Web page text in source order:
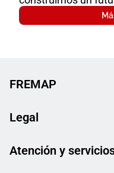
FREMAP
Legal
Atención y